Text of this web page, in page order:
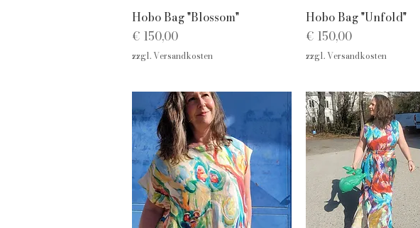
Schnellansicht
Hobo Bag "Blossom"
Preis
€ 150,00
zzgl. Versandkosten
Schnellansicht
Hobo Bag "Unfold"
Preis
€ 150,00
zzgl. Versandkosten